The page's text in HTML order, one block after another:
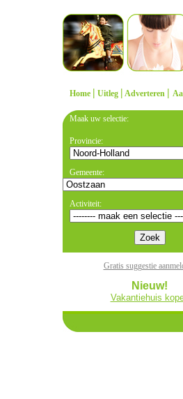
Home | Uitleg | Adverteren |
Maak uw selectie:
Provincie:
Gemeente:
Activiteit:
Gratis suggestie
Nieuw!
Vakantiehuis